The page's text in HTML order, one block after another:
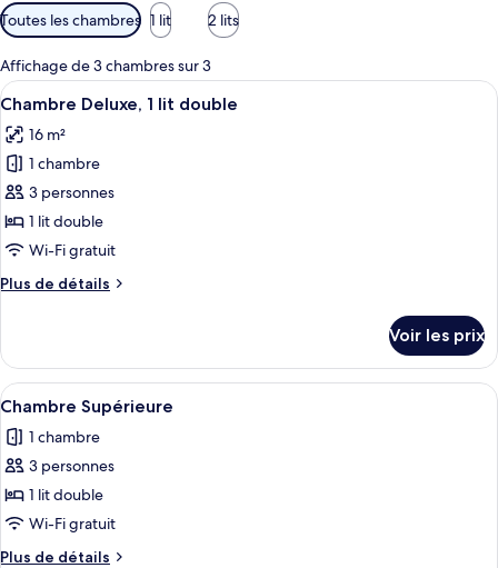
Filtres
disponibles
pour
les
chambres
Toutes les chambres 1 lit 2 lits
Affichage de 3 chambres sur 3
Afficher
toutes
les
photos
pour
ce
type
chambre :
lit
double
Une chambre d’hôtel avec un lit,
35
Chambre Deluxe, 1 lit double
16 m²
1 chambre
3 personnes
1 lit double
Wi-Fi gratuit
Plus de détails
Plus
le
type
de
Chambre
Deluxe,
lit
double
Voir les prix
Afficher
toutes
les
photos
pour
ce
type
Chambre Supérieure | Literie de
11
Chambre Supérieure
1 chambre
3 personnes
1 lit double
Wi-Fi gratuit
Plus de détails
Plus